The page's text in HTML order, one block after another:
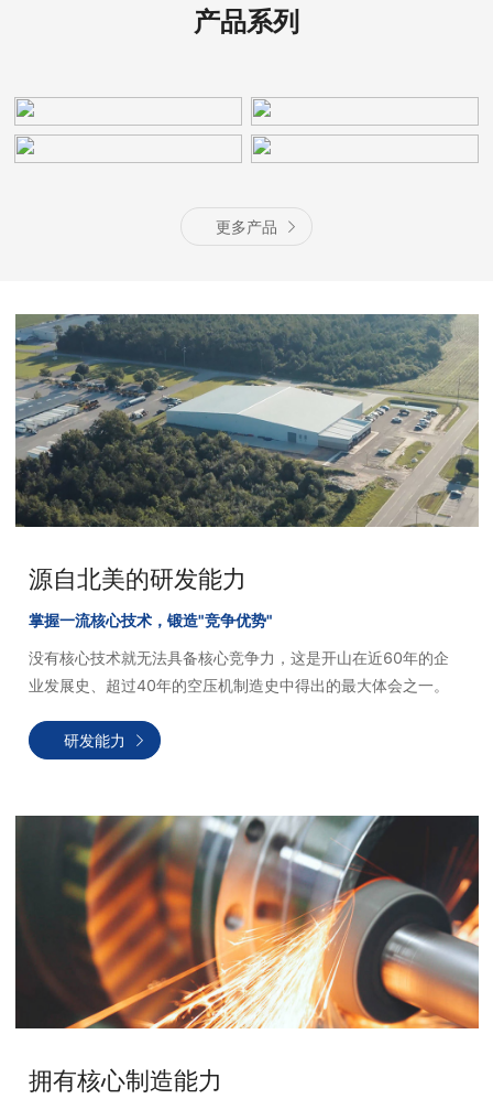
产品系列
更多产品
源自北美的研发能力
掌握一流核心技术，锻造"竞争优势"
没有核心技术就无法具备核心竞争力，这是开山在近60年的企
业发展史、超过40年的空压机制造史中得出的最大体会之一。
研发能力
拥有核心制造能力